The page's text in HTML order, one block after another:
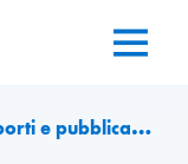
e pubblicazioni